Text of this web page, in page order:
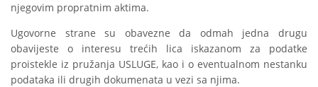
njegovim propratnim aktima.
Ugovorne strane su obavezne da odmah jedna drugu
obavijeste o interesu trećih lica iskazanom za podatke
proistekle iz pružanja USLUGE, kao i o eventualnom nestanku
podataka ili drugih dokumenata u vezi sa njima.